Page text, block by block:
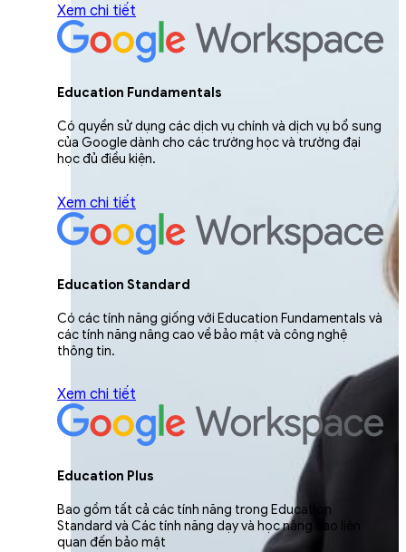
Xem chi tiết
Education Fundamentals
Có quyền sử dụng các dịch vụ chính và dịch vụ bổ sung
của Google dành cho các trường học và trường đại
học đủ điều kiện.
Xem chi tiết
Education Standard
Có các tính năng giống với Education Fundamentals và
các tính năng nâng cao về bảo mật và công nghệ
thông tin.
Xem chi tiết
Education Plus
Bao gồm tất cả các tính năng trong Education
Standard và Các tính năng dạy và học nâng cao liên
quan đến bảo mật